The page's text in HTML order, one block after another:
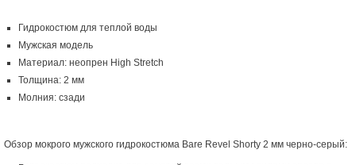
Гидрокостюм для теплой воды
Мужская модель
Материал: неопрен High Stretch
Толщина: 2 мм
Молния: сзади
Обзор мокрого мужского гидрокостюма Bare Revel Shorty 2 мм черно-серый: